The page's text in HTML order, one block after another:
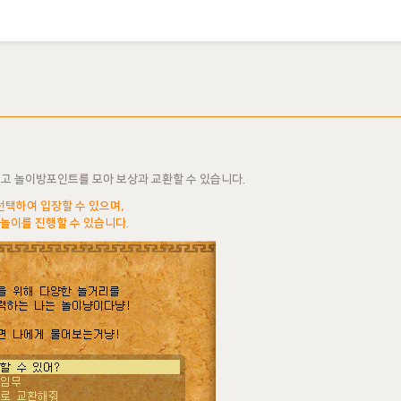
놀이방포인트를 모아 보상과 교환할 수 있습니다.
하여 입장할 수 있으며,
이를 진행할 수 있습니다.